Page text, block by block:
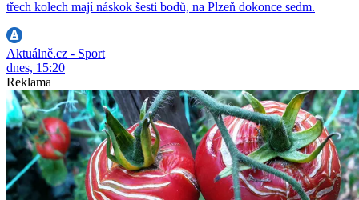
třech kolech mají náskok šesti bodů, na Plzeň dokonce sedm.
Aktuálně.cz - Sport
dnes, 15:20
Reklama